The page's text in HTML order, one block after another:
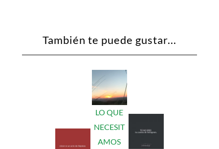
También te puede gustar...
LO QUE
NECESIT
AMOS